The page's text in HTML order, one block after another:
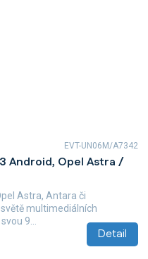
Android, Opel Astra /
Detail
Astra, Antara či
multimediálních
9...
EVT-UN06M/A7342